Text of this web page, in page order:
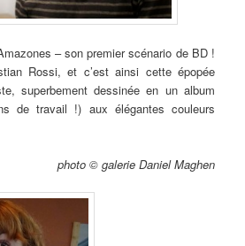
– son premier scénario de BD !
Rossi, et c’est ainsi cette épopée
superbement dessinée en un album
de travail !) aux élégantes couleurs
photo © galerie Daniel Maghen